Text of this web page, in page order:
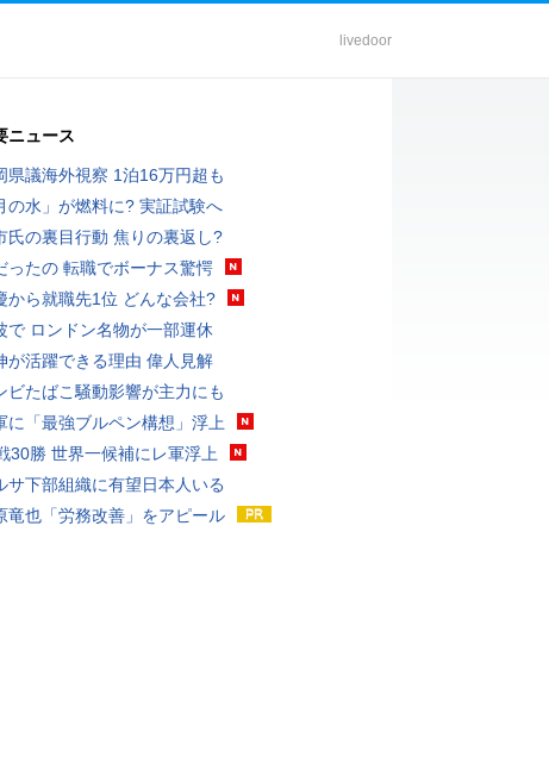
livedoor
ニュース
県議海外視察 1泊16万円超も
の水」が燃料に? 実証試験へ
氏の裏目行動 焦りの裏返し?
ったの 転職でボーナス驚愕
から就職先1位 どんな会社?
で ロンドン名物が一部運休
が活躍できる理由 偉人見解
ビたばこ騒動影響が主力にも
に「最強ブルペン構想」浮上
30勝 世界一候補にレ軍浮上
サ下部組織に有望日本人いる
竜也「労務改善」をアピール